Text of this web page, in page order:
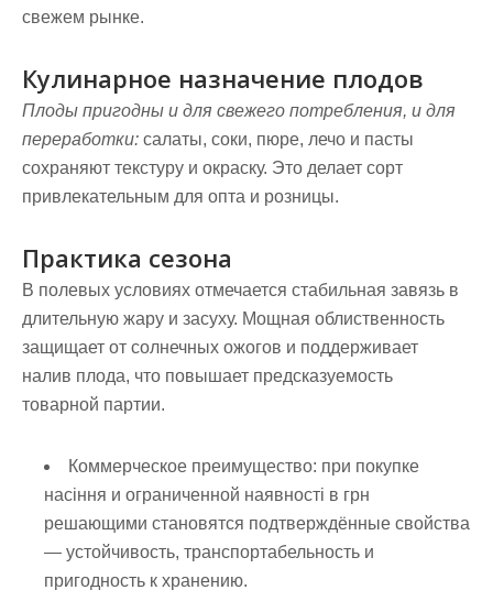
свежем рынке.
Кулинарное назначение плодов
Плоды пригодны и для свежего потребления, и для
переработки: салаты, соки, пюре, лечо и пасты
сохраняют текстуру и окраску. Это делает сорт
привлекательным для опта и розницы.
Практика сезона
В полевых условиях отмечается стабильная завязь в
длительную жару и засуху. Мощная облиственность
защищает от солнечных ожогов и поддерживает
налив плода, что повышает предсказуемость
товарной партии.
Коммерческое преимущество: при покупке
насіння и ограниченной наявності в грн
решающими становятся подтверждённые свойства
— устойчивость, транспортабельность и
пригодность к хранению.